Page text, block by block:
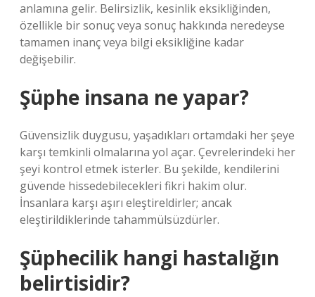
anlamına gelir. Belirsizlik, kesinlik eksikliğinden,
özellikle bir sonuç veya sonuç hakkında neredeyse
tamamen inanç veya bilgi eksikliğine kadar
değişebilir.
Şüphe insana ne yapar?
Güvensizlik duygusu, yaşadıkları ortamdaki her şeye
karşı temkinli olmalarına yol açar. Çevrelerindeki her
şeyi kontrol etmek isterler. Bu şekilde, kendilerini
güvende hissedebilecekleri fikri hakim olur.
İnsanlara karşı aşırı eleştireldirler; ancak
eleştirildiklerinde tahammülsüzdürler.
Şüphecilik hangi hastalığın
belirtisidir?